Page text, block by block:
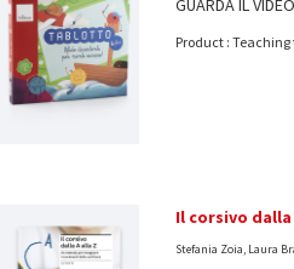
GUARDA IL
Product : Teaching
Il corsivo dalla
Stefania Zoia, Laura